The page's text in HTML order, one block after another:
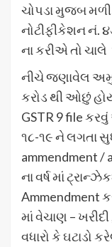
ચોપડા મુજબ
નોટીફીકેશન નં.
ના કરીએ તો
નીચે જણાવેલ
કરોડ થી ઓછું હોય
GSTR 9 file
૧૮-૧૯ ને લગતા
ammendment /
ના વર્ષ માં
Ammendment
માં વેચાણ –
વધારો કે ઘટાડો